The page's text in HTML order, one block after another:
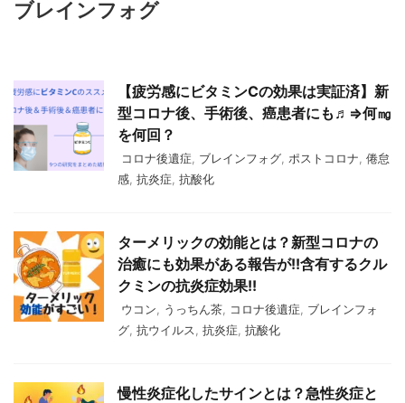
ブレインフォグ
【疲労感にビタミンCの効果は実証済】新
型コロナ後、手術後、癌患者にも♬⇒何㎎
を何回？
コロナ後遺症 ブレインフォグ ポストコロナ 倦怠
感 抗炎症 抗酸化
ターメリックの効能とは？新型コロナの
治癒にも効果がある報告が!!含有するクル
クミンの抗炎症効果!!
ウコン うっちん茶 コロナ後遺症
ブレインフォ
グ 抗ウイルス 抗炎症 抗酸化
慢性炎症化したサインとは？急性炎症と